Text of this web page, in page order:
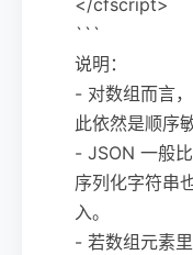
```
说明：
- 对数组而言
此依然是顺序
- JSON 一般
序列化字符串
入。
- 若数组元素